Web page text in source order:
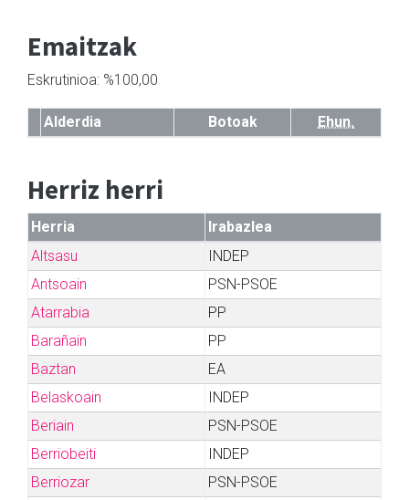
Emaitzak
Eskrutinioa: %100,00
Alderdia Botoak Ehun.
Herriz herri
Herria
Irabazlea
Altsasu
INDEP
Antsoain
PSN-PSOE
Atarrabia
PP
Barañain
PP
Baztan
EA
Belaskoain
INDEP
Beriain
PSN-PSOE
Berriobeiti
INDEP
Berriozar
PSN-PSOE